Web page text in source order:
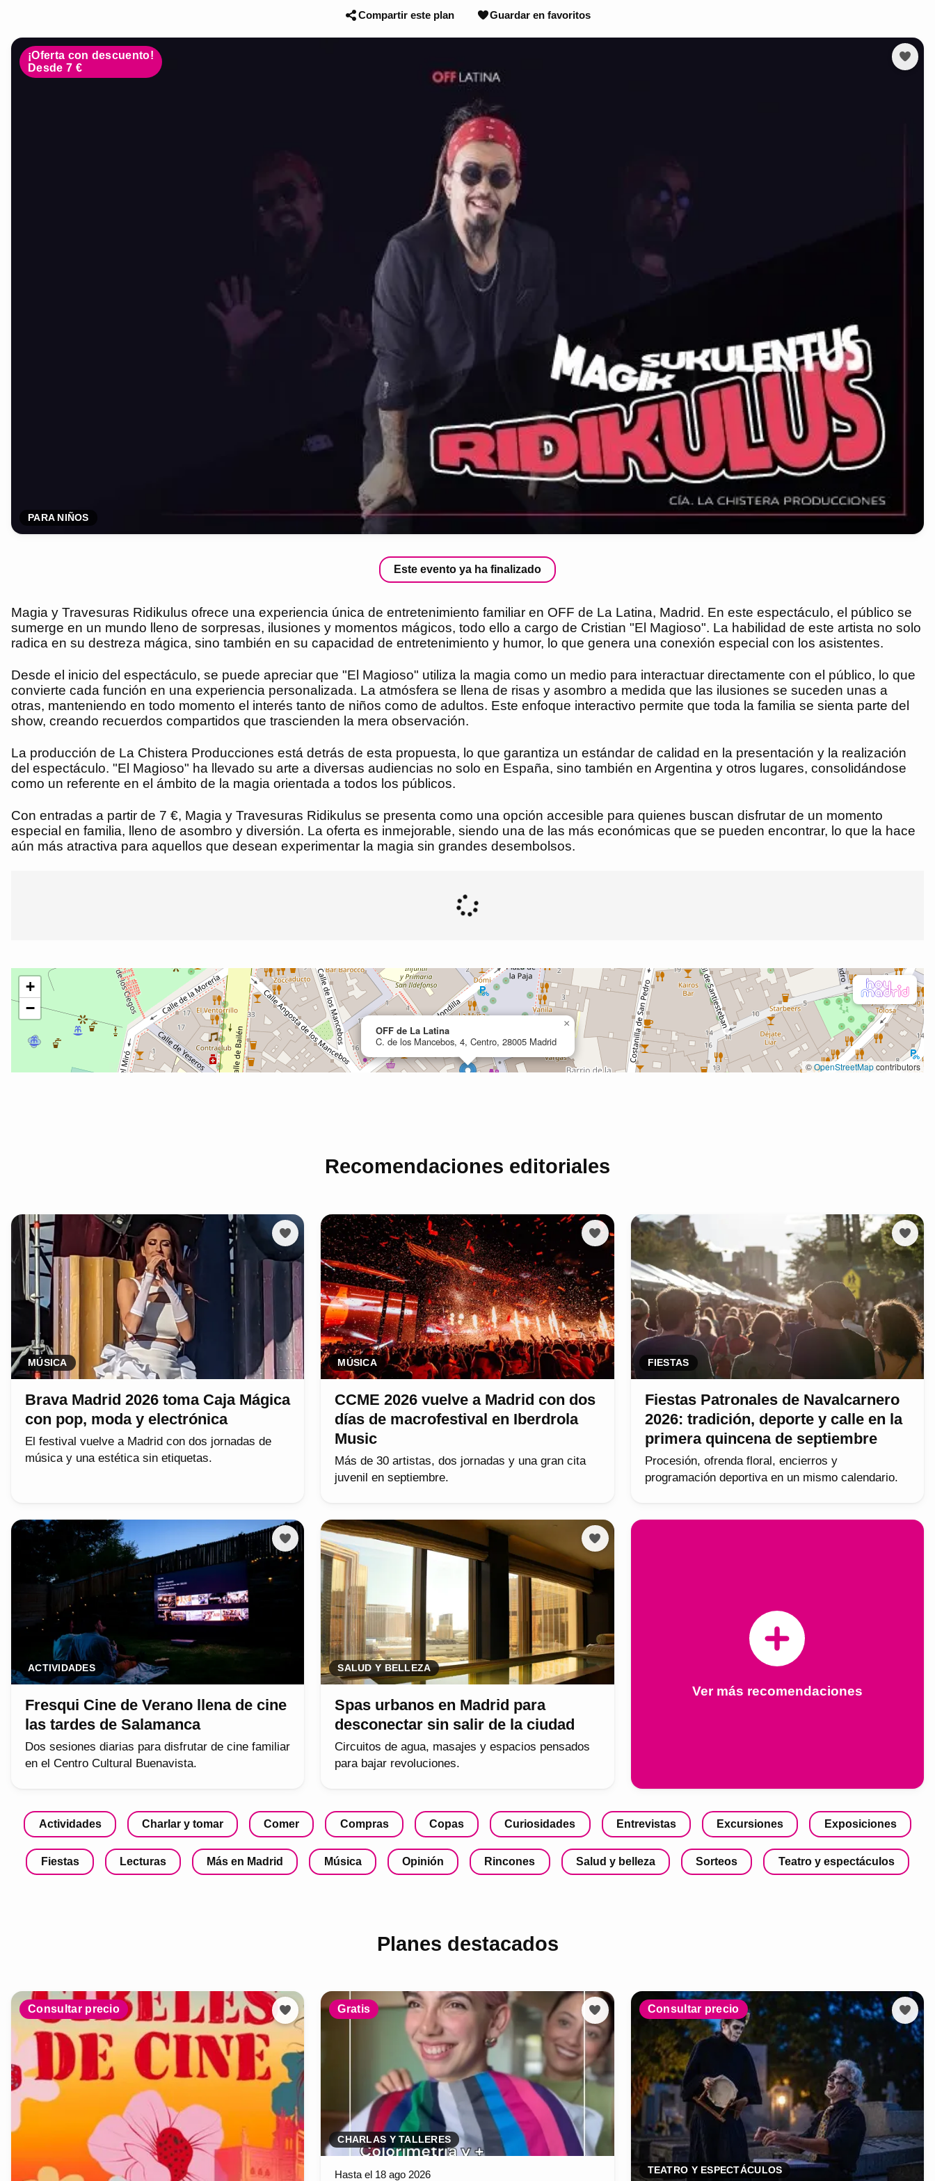
Compartir este plan Guardar en favoritos
¡Oferta con descuento!
Desde 7 €
PARA NIÑOS
Este evento ya ha finalizado
Magia y Travesuras Ridikulus ofrece una experiencia única de entretenimiento familiar en OFF de La Latina, Madrid. En este espectáculo, el público se
sumerge en un mundo lleno de sorpresas, ilusiones y momentos mágicos, todo ello a cargo de Cristian "El Magioso". La habilidad de este artista no solo
radica en su destreza mágica, sino también en su capacidad de entretenimiento y humor, lo que genera una conexión especial con los asistentes.
Desde el inicio del espectáculo, se puede apreciar que "El Magioso" utiliza la magia como un medio para interactuar directamente con el público, lo que
convierte cada función en una experiencia personalizada. La atmósfera se llena de risas y asombro a medida que las ilusiones se suceden unas a
otras, manteniendo en todo momento el interés tanto de niños como de adultos. Este enfoque interactivo permite que toda la familia se sienta parte del
show, creando recuerdos compartidos que trascienden la mera observación.
La producción de La Chistera Producciones está detrás de esta propuesta, lo que garantiza un estándar de calidad en la presentación y la realización
del espectáculo. "El Magioso" ha llevado su arte a diversas audiencias no solo en España, sino también en Argentina y otros lugares, consolidándose
como un referente en el ámbito de la magia orientada a todos los públicos.
Con entradas a partir de 7 €, Magia y Travesuras Ridikulus se presenta como una opción accesible para quienes buscan disfrutar de un momento
especial en familia, lleno de asombro y diversión. La oferta es inmejorable, siendo una de las más económicas que se pueden encontrar, lo que la hace
aún más atractiva para aquellos que desean experimentar la magia sin grandes desembolsos.
Recomendaciones editoriales
MÚSICA
Brava Madrid 2026 toma Caja Mágica
con pop, moda y electrónica
El festival vuelve a Madrid con dos jornadas de
música y una estética sin etiquetas.
MÚSICA
CCME 2026 vuelve a Madrid con dos
días de macrofestival en Iberdrola
Music
Más de 30 artistas, dos jornadas y una gran cita
juvenil en septiembre.
FIESTAS
Fiestas Patronales de Navalcarnero
2026: tradición, deporte y calle en la
primera quincena de septiembre
Procesión, ofrenda floral, encierros y
programación deportiva en un mismo calendario.
ACTIVIDADES
Fresqui Cine de Verano llena de cine
las tardes de Salamanca
Dos sesiones diarias para disfrutar de cine familiar
en el Centro Cultural Buenavista.
SALUD Y BELLEZA
Spas urbanos en Madrid para
desconectar sin salir de la ciudad
Circuitos de agua, masajes y espacios pensados
para bajar revoluciones.
Ver más recomendaciones
Actividades Charlar y tomar Comer Compras Copas Curiosidades Entrevistas Excursiones Exposiciones
Fiestas Lecturas Más en Madrid Música Opinión Rincones Salud y belleza Sorteos Teatro y espectáculos
Planes destacados
Consultar precio Gratis
CHARLAS Y TALLERES
Hasta el 18 ago 2026
Consultar precio
TEATRO Y ESPECTÁCULOS